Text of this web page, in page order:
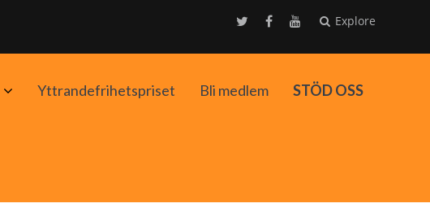
Explore
AvaaYttrandefrihetspriset Bli medlem STÖD OSS